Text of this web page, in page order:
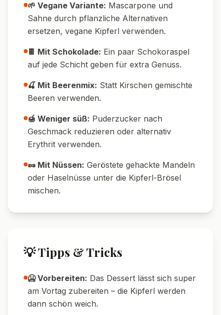
Pin it!
Nährwerte pro Portion
75
Kohlenhydrate Fett
🔄 Variationen
🌱 Vegane Variante: